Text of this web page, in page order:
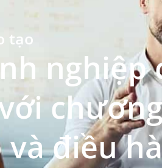
tạo
nghiệp
và điều